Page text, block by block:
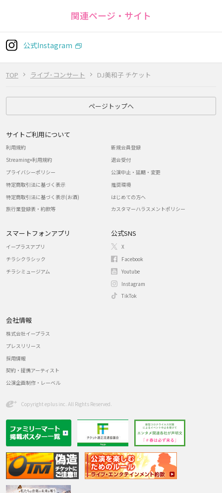
TOP ライブ･コンサート DJ美和子 チケット
関連ページ・サイト
公式Instagram
ページトップへ
サイトご利用について
利用規約
Streaming+利用規約
プライバシーポリシー
特定商取引法に基づく表示
特定商取引法に基づく表示(お酒)
旅行業登録表・約款等
新規会員登録
退会受付
公演中止・延期・変更
推奨環境
はじめての方へ
カスタマーハラスメントポリシー
スマートフォンアプリ
イープラスアプリ
チラシクラシック
チラシミュージアム
公式SNS
X
Facebook
Youtube
Instagram
TikTok
会社情報
株式会社イープラス
プレスリリース
採用情報
契約・提携アーティスト
公演企画制作・レーベル
Copyright eplus inc. All Rights Reserved.